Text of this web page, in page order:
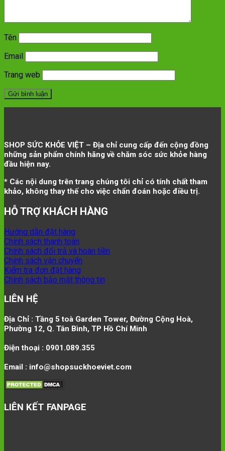
Tên
Email
Trang web
SHOP SỨC KHỎE VIỆT – Địa chỉ cung cấp đến cộng đồng
những sản phẩm chính hãng về chăm sóc sức khỏe hàng
đầu hiện nay.
* Các nội dung trên trang chúng tôi chỉ có tính chất tham
khảo, không thay thế cho việc chẩn đoán hoặc điều trị.
HỖ TRỢ KHÁCH HÀNG
Hướng dẫn đặt hàng
Chính sách thanh toán
Chính sách đổi trả và hoàn tiền
Chính sách vận chuyển
Kiểm tra đơn đặt hàng
Chính sách bảo mật thông tin
LIÊN HỆ
Địa Chỉ : Tầng 5 toà Garden Tower, Đường Cộng Hoà,
Phường 12, Q. Tân Bình, TP Hồ Chí Minh
Điện thoại : 0901.089.355
Email : info@shopsuckhoeviet.com
LIÊN KẾT FANPAGE